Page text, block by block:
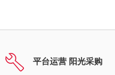
平台运营 阳光采购